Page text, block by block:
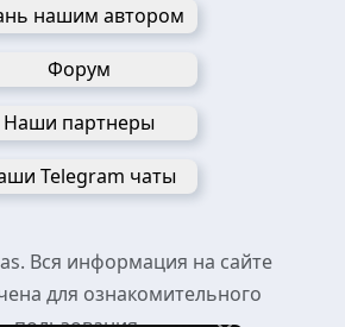
нашим автором
Форум
Наши партнеры
Telegram чаты
Вся информация на сайте
для ознакомительного